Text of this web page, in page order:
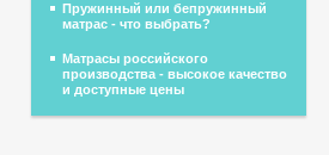
Пружинный или бепружинный
матрас - что выбрать?
Матрасы российского
производства - высокое качество
и доступные цены